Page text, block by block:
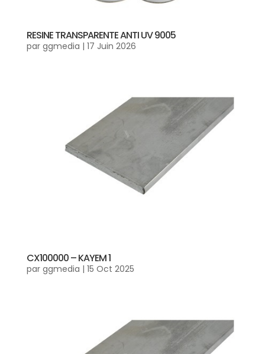
RESINE TRANSPARENTE ANTI UV 9005
par ggmedia | 17 Juin 2026
CX100000 – KAYEM 1
par ggmedia | 15 Oct 2025